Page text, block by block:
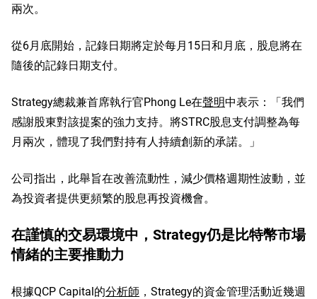
兩次。
從6月底開始，記錄日期將定於每月15日和月底，股息將在
隨後的記錄日期支付。
Strategy總裁兼首席執行官Phong Le在聲明中表示：「我們
感謝股東對該提案的強力支持。將STRC股息支付調整為每
月兩次，體現了我們對持有人持續創新的承諾。」
公司指出，此舉旨在改善流動性，減少價格週期性波動，並
為投資者提供更頻繁的股息再投資機會。
在謹慎的交易環境中，Strategy仍是比特幣市場
情緒的主要推動力
根據QCP Capital的分析師 ，Strategy的資金管理活動近幾週